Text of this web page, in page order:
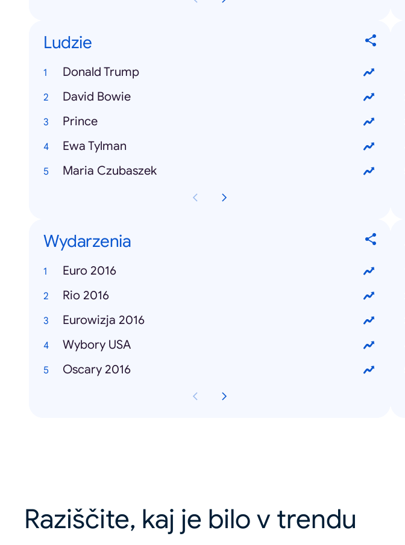
Ludzie
Donald Trump
David Bowie
Prince
Ewa Tylman
Maria Czubaszek
Wydarzenia
Euro 2016
Rio 2016
Eurowizja 2016
Wybory USA
Oscary 2016
Raziščite, kaj je bilo v trendu